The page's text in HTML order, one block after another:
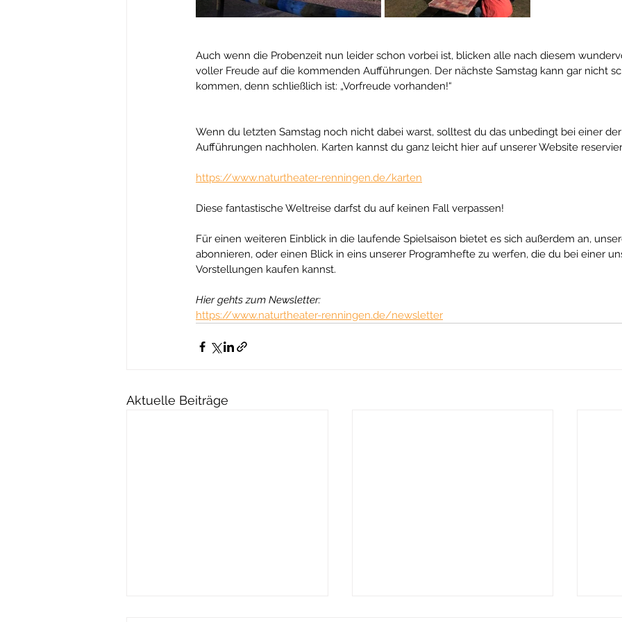
Auch wenn die Probenzeit nun leider schon vorbei ist, blicken alle nach diesem
voller Freude auf die kommenden Aufführungen. Der nächste Samstag kann gar nicht
kommen, denn schließlich ist: „Vorfreude vorhanden!“
Wenn du letzten Samstag noch nicht dabei warst, solltest du das unbedingt bei einer
Aufführungen nachholen. Karten kannst du ganz leicht hier auf unserer Website
https://www.naturtheater-renningen.de/karten
Diese fantastische Weltreise darfst du auf keinen Fall verpassen!
Für einen weiteren Einblick in die laufende Spielsaison bietet es sich außerdem an,
abonnieren, oder einen Blick in eins unserer Programhefte zu werfen, die du bei einer
Vorstellungen kaufen kannst.
Hier gehts zum Newsletter:
https://www.naturtheater-renningen.de/newsletter
Aktuelle Beiträge